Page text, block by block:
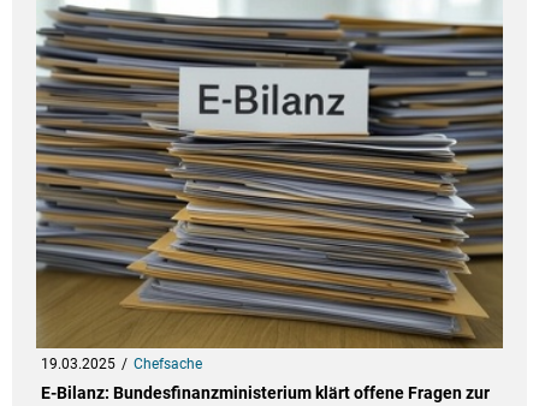
19.03.2025 Chefsache
E-Bilanz: Bundesfinanzministerium klärt offene Fragen zur